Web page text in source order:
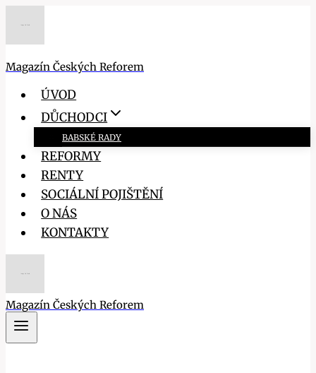
Magazín Českých Reforem
ÚVOD
DŮCHODCI
BABSKÉ RADY
REFORMY
RENTY
SOCIÁLNÍ POJIŠTĚNÍ
O NÁS
KONTAKTY
Magazín Českých Reforem